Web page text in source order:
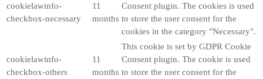
cookielawinfo-
checkbox-necessary
11
months
Consent plugin. The cookies is used
to store the user consent for the
cookies in the category "Necessary".
cookielawinfo-
checkbox-others
11
months
This cookie is set by GDPR Cookie
Consent plugin. The cookie is used
to store the user consent for the